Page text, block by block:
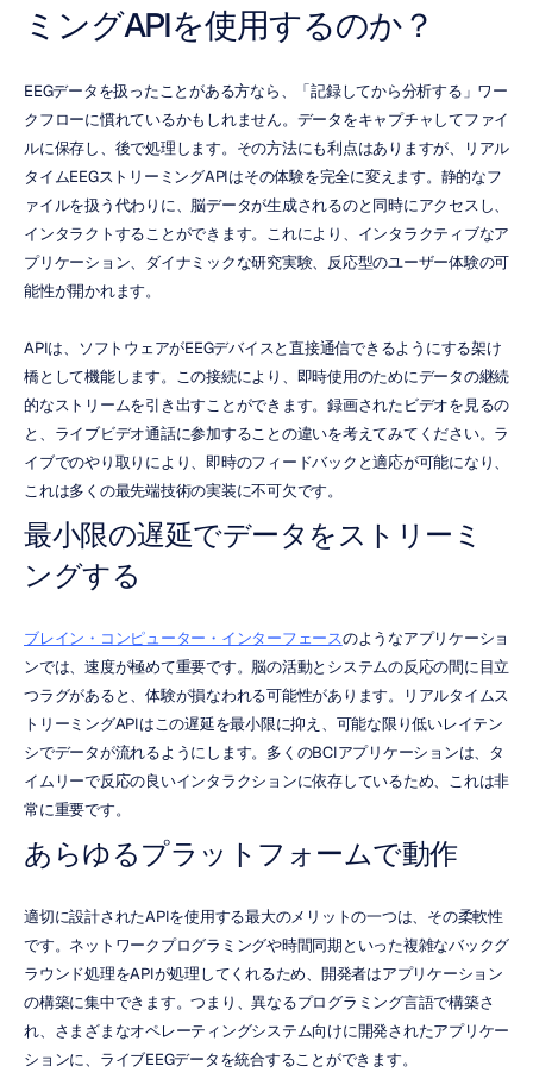
ミングAPIを使用するのか？
EEGデータを扱ったことがある方なら、「記録してから分析する」ワー
クフローに慣れているかもしれません。データをキャプチャしてファイ
ルに保存し、後で処理します。その方法にも利点はありますが、リアル
タイムEEGストリーミングAPIはその体験を完全に変えます。静的なフ
ァイルを扱う代わりに、脳データが生成されるのと同時にアクセスし、
インタラクトすることができます。これにより、インタラクティブなア
プリケーション、ダイナミックな研究実験、反応型のユーザー体験の可
能性が開かれます。
APIは、ソフトウェアがEEGデバイスと直接通信できるようにする架け
橋として機能します。この接続により、即時使用のためにデータの継続
的なストリームを引き出すことができます。録画されたビデオを見るの
と、ライブビデオ通話に参加することの違いを考えてみてください。ラ
イブでのやり取りにより、即時のフィードバックと適応が可能になり、
これは多くの最先端技術の実装に不可欠です。
最小限の遅延でデータをストリーミ
ングする
ブレイン・コンピューター・インターフェースのようなアプリケーショ
ンでは、速度が極めて重要です。脳の活動とシステムの反応の間に目立
つラグがあると、体験が損なわれる可能性があります。リアルタイムス
トリーミングAPIはこの遅延を最小限に抑え、可能な限り低いレイテン
シでデータが流れるようにします。多くのBCIアプリケーションは、タ
イムリーで反応の良いインタラクションに依存しているため、これは非
常に重要です。
あらゆるプラットフォームで動作
適切に設計されたAPIを使用する最大のメリットの一つは、その柔軟性
です。ネットワークプログラミングや時間同期といった複雑なバックグ
ラウンド処理をAPIが処理してくれるため、開発者はアプリケーション
の構築に集中できます。つまり、異なるプログラミング言語で構築さ
れ、さまざまなオペレーティングシステム向けに開発されたアプリケー
ションに、ライブEEGデータを統合することができます。